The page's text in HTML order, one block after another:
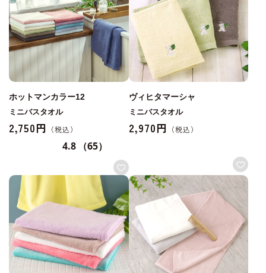
ホットマンカラー12
ミニバスタオル
2,750円
4.8 （65）
ヴィヒタマーシャ
ミニバスタオル
2,970円